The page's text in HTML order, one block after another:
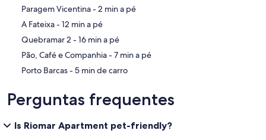
‪Paragem Vicentina - ‬2 min a pé
‪A Fateixa - ‬12 min a pé
‪Quebramar 2 - ‬16 min a pé
‪Pão, Café e Companhia - ‬7 min a pé
‪Porto Barcas - ‬5 min de carro
Perguntas frequentes
Is Riomar Apartment pet-friendly?